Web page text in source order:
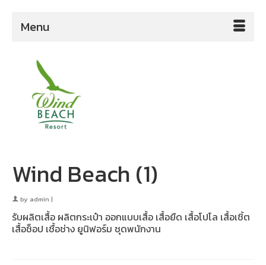
Menu
Wind Beach (1)
by admin |
รับผลิตเสื้อ ผลิตกระเป๋า ออกแบบเสื้อ เสื้อยืด เสื้อโปโล เสื้อเชิ้ต
เสื้อช็อป เชื้อช่าง ยูนิฟอร์ม ชุดพนักงาน